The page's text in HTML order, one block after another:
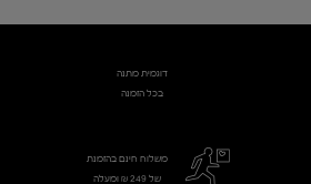
דוגמית מתנה
בכל הזמנה
משלוח חינם בהזמנת
של 249 ₪ ומעלה